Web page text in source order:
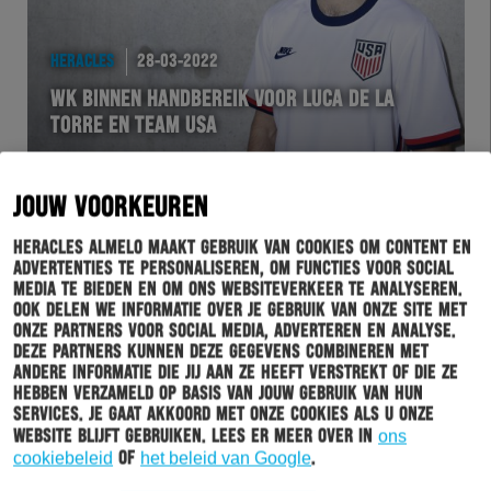
JOUW VOORKEUREN
Heracles Almelo maakt gebruik van cookies om content en
advertenties te personaliseren, om functies voor social
media te bieden en om ons websiteverkeer te analyseren.
Ook delen we informatie over je gebruik van onze site met
onze partners voor social media, adverteren en analyse.
Deze partners kunnen deze gegevens combineren met
andere informatie die jij aan ze heeft verstrekt of die ze
hebben verzameld op basis van jouw gebruik van hun
services. Je gaat akkoord met onze cookies als u onze
website blijft gebruiken. Lees er meer over in ons
cookiebeleid of het beleid van Google.
HERACLES 28-03-2022
WK BINNEN HANDBEREIK VOOR LUCA DE LA
TORRE EN TEAM USA
WEDSTRIJD 25-03-2022
DE FOTO’S VAN VFL BOCHUM – HERACLES